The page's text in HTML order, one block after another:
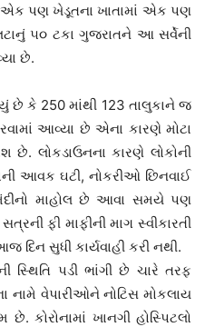
પણ ખેડૂતના ખાતામાં એક પણ
૫૦ ટકા ગુજરાતને આ સર્વેની
છે.
છે કે 250 માંથી 123 તાલુકાને જ
આવ્યા છે એના કારણે મોટા
છે. લોકડાઉનના કારણે લોકોની
આવક ઘટી, નોકરીઓ છિનવાઈ
માહોલ છે આવા સમયે પણ
ફી માફીની માગ સ્વીકારતી
સુધી કાર્યવાહી કરી નથી.
પડી ભાંગી છે ચારે તરફ
નામે વેપારીઓને નોટિસ મોકલાય
કોરોનામાં ખાનગી હોસ્પિટલો